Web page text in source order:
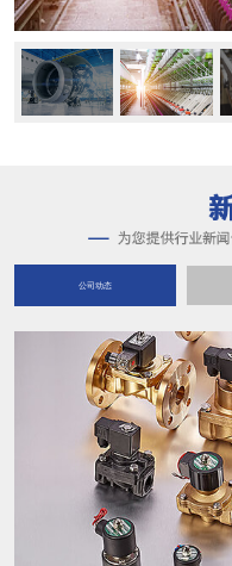
公司动态